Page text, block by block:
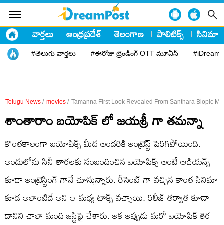
వార్తలు ఆంధ్రప్రదేశ్ తెలంగాణ పాలిటిక్స్ సినిమా
#తెలుగు వార్తలు #ఈరోజు ట్రెండింగ్ OTT మూవీస్
Telugu News / movies / Tamanna First Look Revealed From Santhara Biopic
శాంతారాం బయోపిక్ లో జయశ్రీ గా తమన్నా
కొంతకాలంగా బయోపిక్స్ మీద అందరికి ఇంట్రెస్ట్ పెరిగిపోయింది.
అందులోను సినీ తారలకు సంబందించిన బయోపిక్స్ అంటే ఆడియన్స్
కూడా ఇంట్రెస్టింగ్ గానే చూస్తున్నారు. రీసెంట్ గా వచ్చిన కాంత సినిమా
కూడ అలాంటిదే అని ఆ మధ్య టాక్స్ వచ్చాయి. రిలీజ్ తర్వాత కూడా
దానిని చాలా మంది జస్టిఫై చేశారు. ఇక ఇప్పుడు మరో బయోపిక్ తెర